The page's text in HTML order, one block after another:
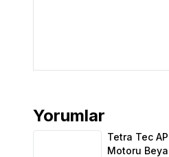
Yorumlar
Tetra Tec APS 400
Tetra Tec
Motoru